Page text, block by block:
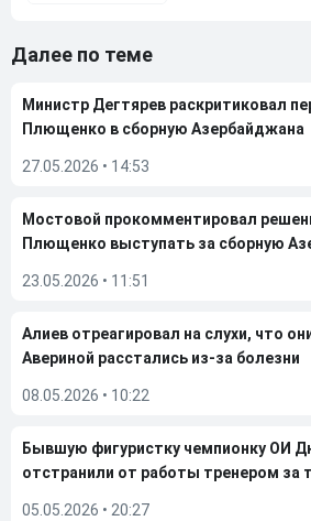
Далее по теме
Министр Дегтярев раскритиковал
Плющенко в сборную Азербайджана
27.05.2026 • 14:53
Мостовой прокомментировал
Плющенко выступать за сборную
23.05.2026 • 11:51
Алиев отреагировал на слухи, что
Авериной расстались из-за болезни
08.05.2026 • 10:22
Бывшую фигуристку чемпионку ОИ
отстранили от работы тренером за
05.05.2026 • 20:27